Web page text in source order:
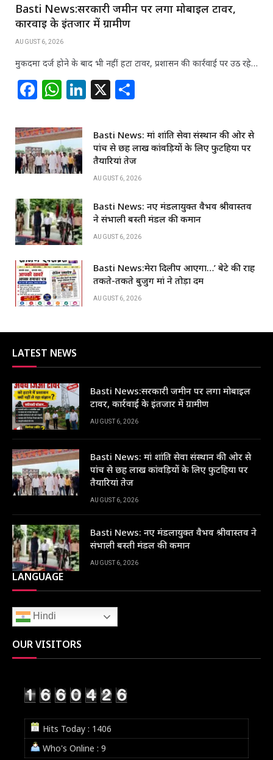
Basti News:सरकारी जमीन पर लगा मोबाइल टावर,
कार्रवाई के इंतजार में ग्रामीण
AUGUST 6, 2026
मुकदमा दर्ज होने के बाद भी नहीं हटा टावर, प्रशासन की कार्रवाई पर उठ रहे…
F
a
c
e
b
o
k
W
h
at
s
A
p
Li
n
k
e
dI
n
X
ar
e
Basti News: मां शांति सेवा संस्थान की ओर से
पांच से छह लाख कांवड़ियों के लिए फुटहिया पर
तैयारियां तेज
AUGUST 6, 2026
Basti News: नए मंडलायुक्त वैभव श्रीवास्तव
ने संभाली बस्ती मंडल की कमान
AUGUST 6, 2026
Basti News:मेरा दिलीप आएगा…’ बेटे की राह
तकते-तकते बुजुर्ग मां ने तोड़ा दम
AUGUST 6, 2026
LATEST NEWS
Basti News:सरकारी जमीन पर लगा मोबाइल
टावर, कार्रवाई के इंतजार में ग्रामीण
AUGUST 6, 2026
Basti News: मां शांति सेवा संस्थान की ओर से
पांच से छह लाख कांवड़ियों के लिए फुटहिया पर
तैयारियां तेज
AUGUST 6, 2026
Basti News: नए मंडलायुक्त वैभव श्रीवास्तव ने
संभाली बस्ती मंडल की कमान
AUGUST 6, 2026
LANGUAGE
Hindi
OUR VISITORS
Hits Today : 1406
Who's Online : 9